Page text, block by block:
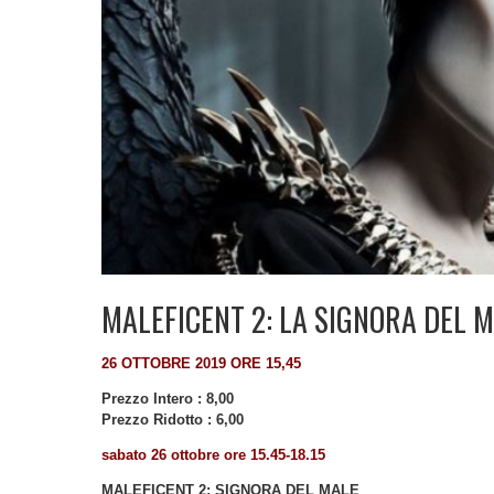
MALEFICENT 2: LA SIGNORA DEL
26 OTTOBRE 2019 ORE 15,45
Prezzo Intero : 8,00
Prezzo Ridotto : 6,00
sabato 26 ottobre ore 15.45-18.15
MALEFICENT 2: SIGNORA DEL MALE